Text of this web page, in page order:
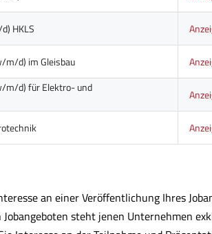
HKLS
m/d) im Gleisbau
m/d) für Elektro- und
an einer Veröffentlichung Ihres
steht jenen Unternehmen